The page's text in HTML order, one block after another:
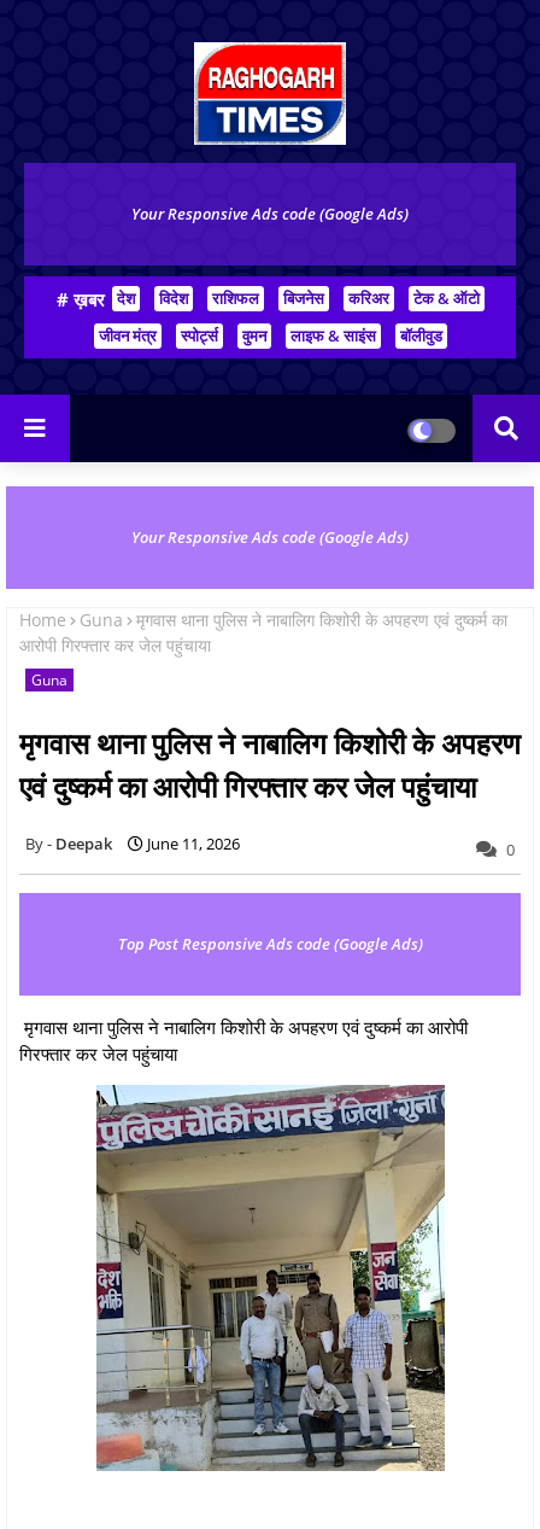
Your Responsive Ads code (Google Ads)
# ख़बर देश विदेश राशिफल बिजनेस करिअर
टेक & ऑटो
जीवन मंत्र
स्पोर्ट्स वुमन लाइफ & साइंस बॉलीवुड
Your Responsive Ads code (Google Ads)
Home Guna
मृगवास थाना पुलिस ने नाबालिग किशोरी के अपहरण एवं दुष्कर्म का
आरोपी गिरफ्तार कर जेल पहुंचाया
Guna
मृगवास थाना पुलिस ने नाबालिग किशोरी के अपहरण
एवं दुष्कर्म का आरोपी गिरफ्तार कर जेल पहुंचाया
Deepak June 11, 2026 0
Top Post Responsive Ads code (Google Ads)
मृगवास थाना पुलिस ने नाबालिग किशोरी के अपहरण एवं दुष्कर्म का आरोपी
गिरफ्तार कर जेल पहुंचाया